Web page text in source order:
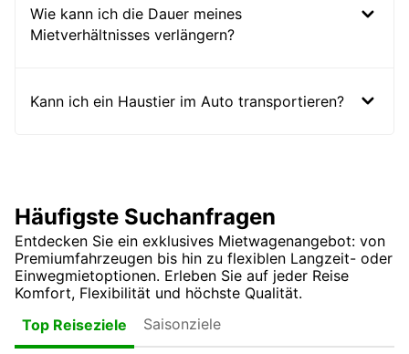
Wie kann ich die Dauer meines
Mietverhältnisses verlängern?
Kann ich ein Haustier im Auto transportieren?
Häufigste Suchanfragen
Entdecken Sie ein exklusives Mietwagenangebot: von
Premiumfahrzeugen bis hin zu flexiblen Langzeit- oder
Einwegmietoptionen. Erleben Sie auf jeder Reise
Komfort, Flexibilität und höchste Qualität.
Top Reiseziele
Saisonziele